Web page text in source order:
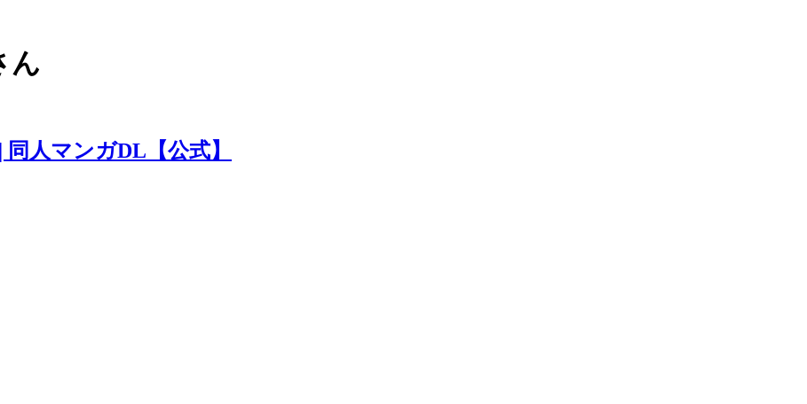
ん
人マンガDL【公式】